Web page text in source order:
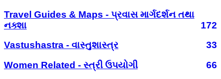
Travel Guides & Maps - પ્રવાસ માર્ગદર્શન તથા
નક્શા
172
Vastushastra - વાસ્તુશાસ્ત્ર
33
Women Related - સ્ત્રી ઉપયોગી
66